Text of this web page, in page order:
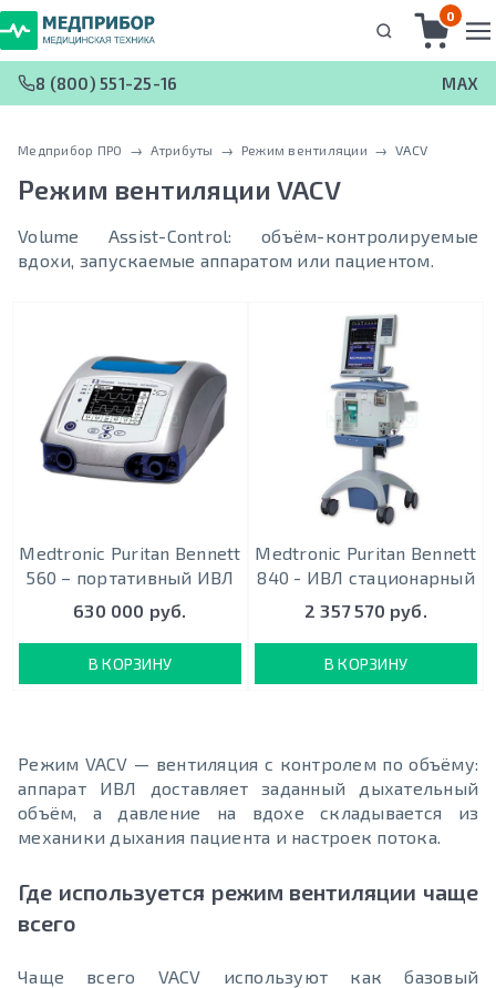
0
8 (800) 551-25-16 MAX
Медприбор ПРО → Атрибуты → Режим вентиляции → VACV
Режим вентиляции VACV
Volume Assist-Control: объём-контролируемые
вдохи, запускаемые аппаратом или пациентом.
Medtronic Puritan Bennett
560 – портативный ИВЛ
630 000 руб.
В КОРЗИНУ
Medtronic Puritan Bennett
840 - ИВЛ стационарный
2 357 570 руб.
В КОРЗИНУ
Режим VACV — вентиляция с контролем по объёму:
аппарат ИВЛ доставляет заданный дыхательный
объём, а давление на вдохе складывается из
механики дыхания пациента и настроек потока.
Где используется режим вентиляции чаще
всего
Чаще всего VACV используют как базовый